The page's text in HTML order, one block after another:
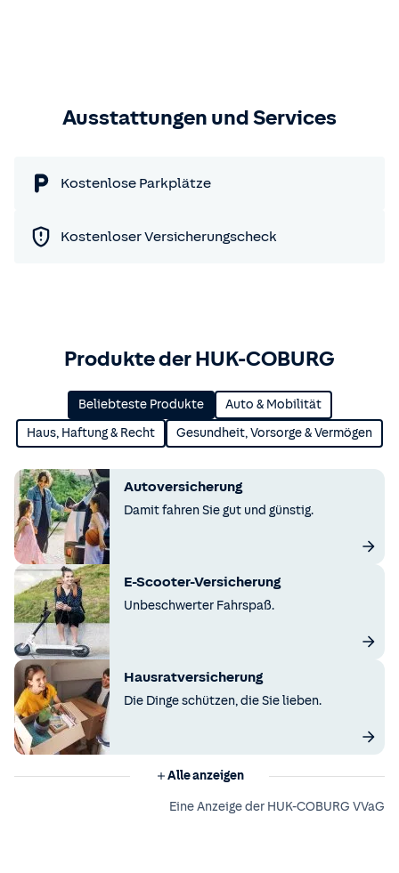
Ausstattungen und Services
Kostenlose Parkplätze
Kostenloser Versicherungscheck
Produkte der HUK-COBURG
Beliebteste Produkte Auto & Mobilität
Haus, Haftung & Recht Gesundheit, Vorsorge & Vermögen
Autoversicherung
Damit fahren Sie gut und günstig.
E-Scooter-Versicherung
Unbeschwerter Fahrspaß.
Hausratversicherung
Die Dinge schützen, die Sie lieben.
Alle anzeigen
Eine Anzeige der HUK-COBURG VVaG